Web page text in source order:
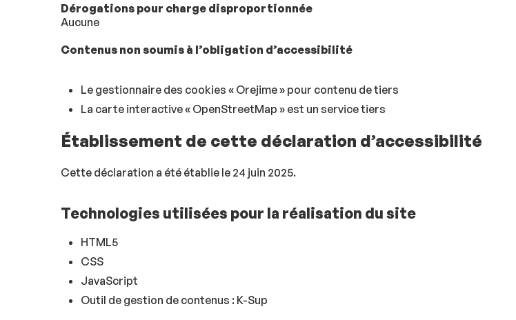
Dérogations pour charge disproportionnée
Aucune
Contenus non soumis à l’obligation d’accessibilité
Le gestionnaire des cookies « Orejime » pour contenu de tiers
La carte interactive « OpenStreetMap » est un service tiers
Établissement de cette déclaration d’accessibilité
Cette déclaration a été établie le 24 juin 2025.
Technologies utilisées pour la réalisation du site
HTML5
CSS
JavaScript
Outil de gestion de contenus : K-Sup